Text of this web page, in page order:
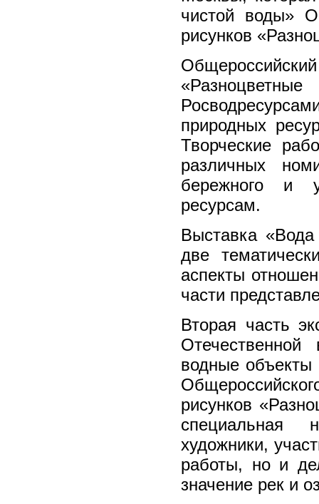
чистой воды»
рисунков
природных
Творческие
различных
бережного и
ресурсам.
Выставка
две
аспекты
части
Вторая часть
водные объекты
рисунков
художники,
работы, но и
значение рек и